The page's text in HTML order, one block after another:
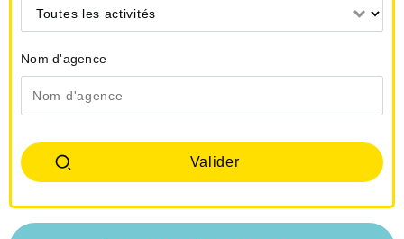
Toutes les activités
Nom d'agence